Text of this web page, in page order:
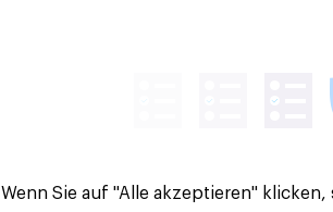
Wenn Sie auf "Alle akzeptieren"